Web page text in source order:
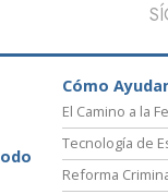
Cómo
El Camino a la
Tecnología de
Reforma